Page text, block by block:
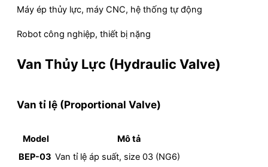
Máy ép thủy lực, máy CNC, hệ thống tự động
Robot công nghiệp, thiết bị nặng
Van Thủy Lực (Hydraulic Valve)
Van tỉ lệ (Proportional Valve)
Model
Mô tả
BEP-03 Van tỉ lệ áp suất, size 03 (NG6)